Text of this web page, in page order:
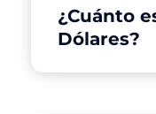
¿Cuánto
Dólares?